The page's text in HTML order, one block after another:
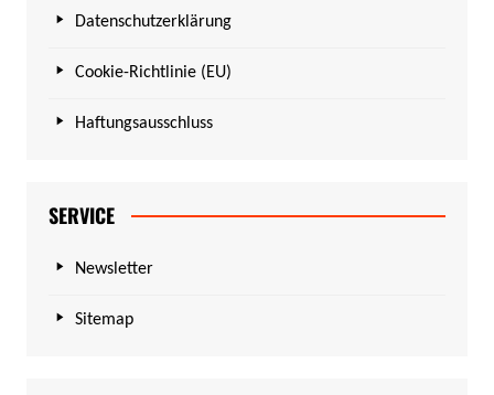
Datenschutzerklärung
Cookie-Richtlinie (EU)
Haftungsausschluss
SERVICE
Newsletter
Sitemap